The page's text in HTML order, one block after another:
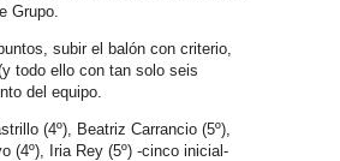
Grupo.
subir el balón con criterio,
todo ello con tan solo seis
del equipo.
(4º), Beatriz Carrancio (5º),
(4º), Iria Rey (5º) -cinco inicial-